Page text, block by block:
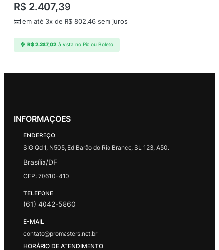
R$ 2.407,39
em até 3x de R$ 802,46 sem juros
R$2.287,02 à vista no Pix ou Boleto
INFORMAÇÕES
ENDEREÇO
SIG Qd 1, N505, Ed Barão do Rio Branco, SL 123, A50.
Brasília/DF
CEP: 70610-410
TELEFONE
(61) 4042-5860
E-MAIL
contato@promasters.net.br
HORÁRIO DE ATENDIMENTO